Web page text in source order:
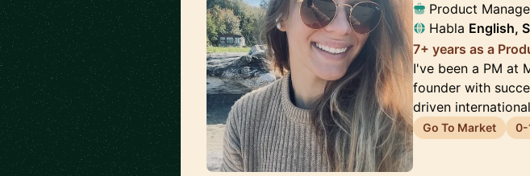
Product
Habla English,
7+ years as a
I've been a PM at
founder with
driven
Go To Market 0-